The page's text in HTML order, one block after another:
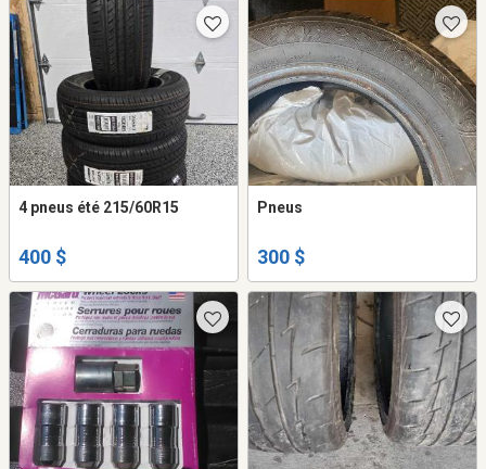
4 pneus été 215/60R15
400 $
Pneus
300 $